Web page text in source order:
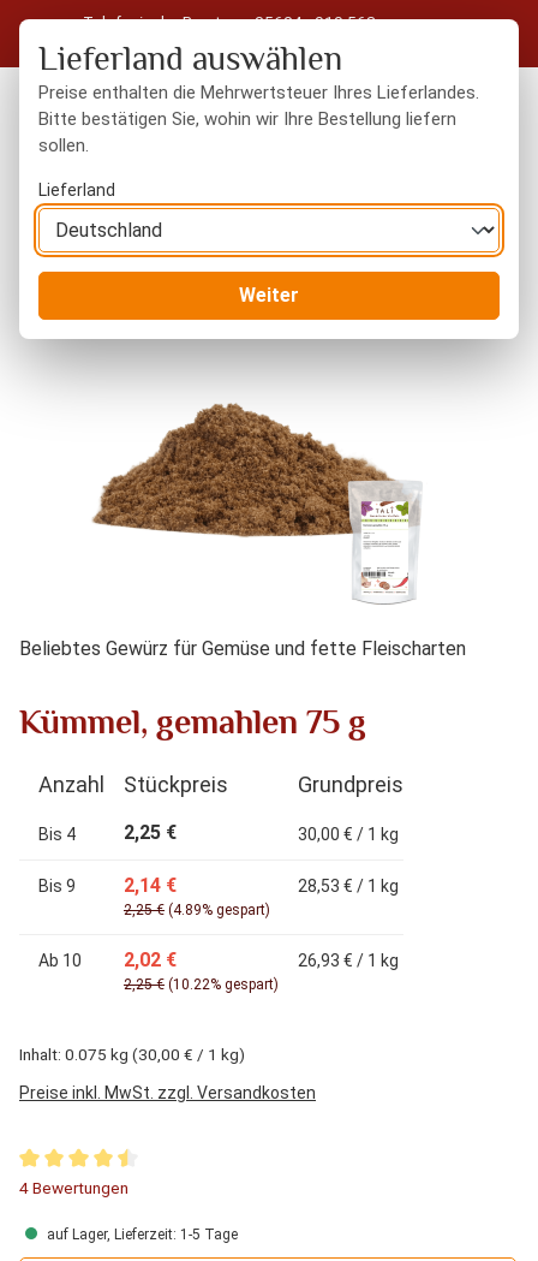
Zum Hauptinhalt springen
Telefonische Beratung: 05604 - 919 563
Kostenloser Versand in Deutschland ab 50 € Warenwert
Beliebtes Gewürz für Gemüse und fette Fleischarten
Kümmel, gemahlen 75 g
Anzahl Stückpreis Grundpreis
Bis 4 2,25 € 30,00 € / 1 kg
Bis 9 2,14 €
2,25 € (4.89% gespart)
28,53 € / 1 kg
Ab 10 2,02 €
2,25 € (10.22% gespart)
26,93 € / 1 kg
Inhalt: 0.075 kg (30,00 € / 1 kg)
Preise inkl. MwSt. zzgl. Versandkosten
Durchschnittliche Bewertung von 4.5 von 5 Sternen
4 Bewertungen
auf Lager, Lieferzeit: 1-5 Tage
Lieferland auswählen
Preise enthalten die Mehrwertsteuer Ihres Lieferlandes.
Bitte bestätigen Sie, wohin wir Ihre Bestellung liefern
sollen.
Lieferland
Weiter